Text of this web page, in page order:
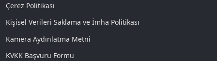
Çerez Politikası
Kişisel Verileri Saklama ve İmha Politikası
Kamera Aydınlatma Metni
KVKK Başvuru Formu